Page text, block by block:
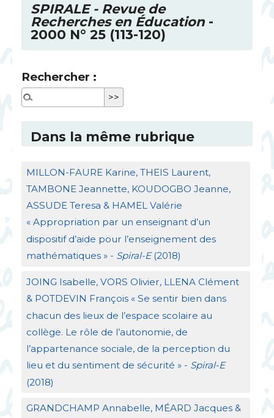
SPIRALE- Revue de
Recherches en Éducation -
2000 N° 25 (113-120)
Rechercher :
Dans la même rubrique
MILLON-FAUREKarine, THEIS Laurent,
TAMBONEJeannette, KOUDOGBO Jeanne,
ASSUDETeresa & HAMELValérie
« Appropriation par un enseignant d’un
dispositif d’aide pour l’enseignement des
mathématiques » - Spiral-E(2018)
JOING Isabelle, VORS Olivier, LLENAClément
& POTDEVIN François « Se sentir bien dans
chacun des lieux de l’espace scolaire au
collège. Le rôle de l’autonomie, de
l’appartenance sociale, de la perception du
lieu et du sentiment de sécurité » - Spiral-E
(2018)
GRANDCHAMP Annabelle, MÉARD Jacques &